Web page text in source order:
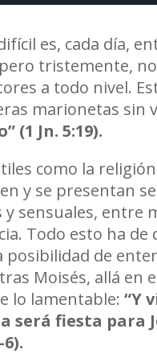
es, cada día,
tristemente,
a todo nivel.
marionetas sin
”(1 Jn. 5:19).
como la
y se presentan
sensuales, entre
Todo esto ha de
posibilidad de
Moisés, allá en
lo lamentable: “Y
será fiesta para